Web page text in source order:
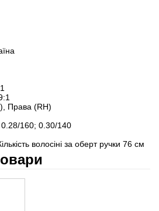
Права (RH)
160; 0.30/140
волосіні за оберт ручки 76 см